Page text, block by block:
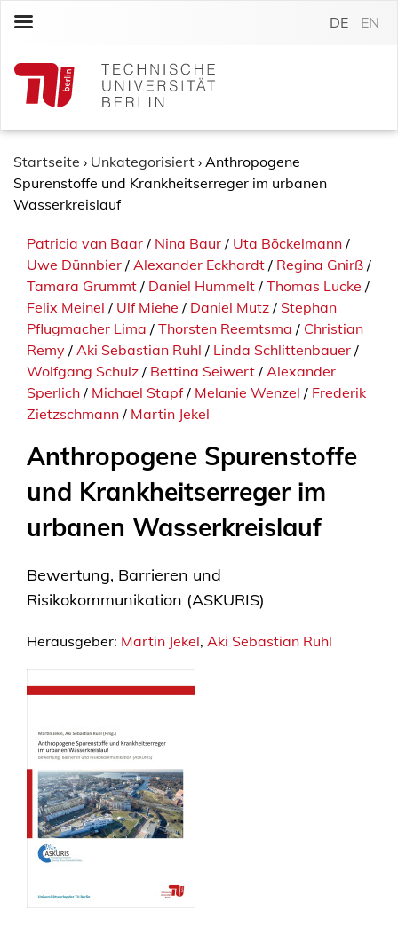
c
DE EN
Startseite › Unkategorisiert › Anthropogene
Spurenstoffe und Krankheitserreger im urbanen
Wasserkreislauf
Patricia van Baar / Nina Baur / Uta Böckelmann /
Uwe Dünnbier / Alexander Eckhardt / Regina Gnirß /
Tamara Grummt / Daniel Hummelt / Thomas Lucke /
Felix Meinel / Ulf Miehe / Daniel Mutz / Stephan
Pflugmacher Lima / Thorsten Reemtsma / Christian
Remy / Aki Sebastian Ruhl / Linda Schlittenbauer /
Wolfgang Schulz / Bettina Seiwert / Alexander
Sperlich / Michael Stapf/ Melanie Wenzel / Frederik
Zietzschmann / Martin Jekel
Anthropogene Spurenstoffe
und Krankheitserreger im
urbanen Wasserkreislauf
Bewertung, Barrieren und
Risikokommunikation (ASKURIS)
Herausgeber: Martin Jekel, Aki Sebastian Ruhl